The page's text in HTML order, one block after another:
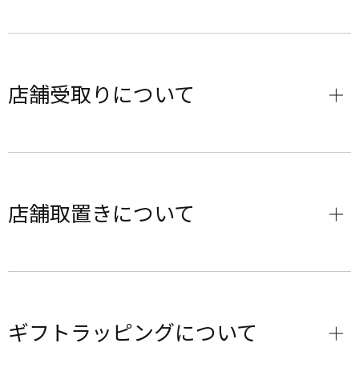
店舗受取りについて
店舗取置きについて
ギフトラッピングについて